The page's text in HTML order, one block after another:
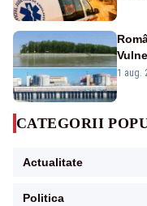
în
1 aug.
CATEGORII
Actualitate
Politica